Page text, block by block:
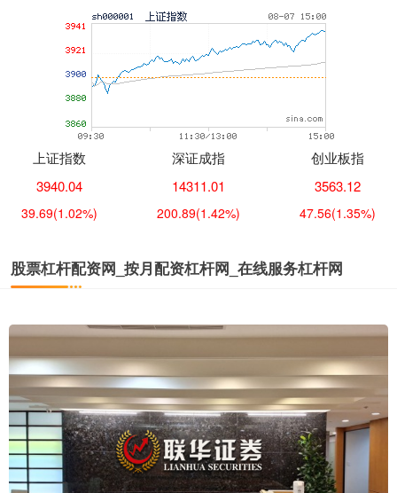
上证指数
3940.04
39.69(1.02%)
深证成指
14311.01
200.89(1.42%)
创业板指
3563.12
47.56(1.35%)
股票杠杆配资网_按月配资杠杆网_在线服务杠杆网